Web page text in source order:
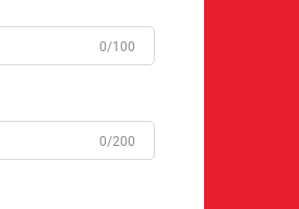
0/100
0/200